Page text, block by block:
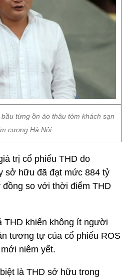
từng ồn ào thâu tóm khách sạn
cương Hà Nội
trị cổ phiếu THD do
sở hữu đã đạt mức 884 tỷ
so với thời điểm THD
THD khiến không ít người
tương tự của cổ phiếu ROS
niêm yết.
là THD sở hữu trong